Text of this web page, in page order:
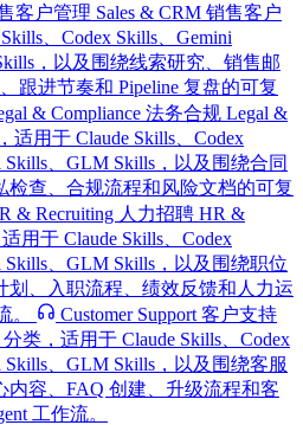
客户管理 Sales & CRM 销售客户
、Codex Skills、Gemini
，以及围绕线索研究、销售邮
跟进节奏和 Pipeline 复盘的可复
& Compliance 法务合规 Legal &
适用于 Claude Skills、Codex
、GLM Skills，以及围绕合同
查、合规流程和风险文档的可复
& Recruiting 人力招聘 HR &
用于 Claude Skills、Codex
Skills、GLM Skills，以及围绕职位
划、入职流程、绩效反馈和人力运
。
Customer Support 客户支持
类，适用于 Claude Skills、Codex
Skills、GLM Skills，以及围绕客服
内容、FAQ 创建、升级流程和客
工作流。